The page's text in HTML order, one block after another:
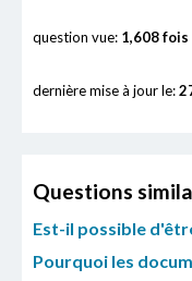
question vue: 1,608 fois
dernière mise à jour le:
Questions
Est-il possible
Pourquoi les